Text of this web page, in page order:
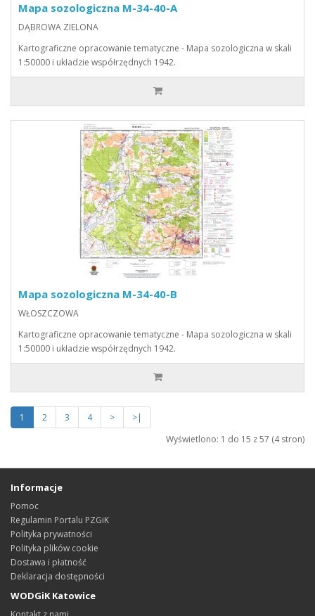
Mapa sozologiczna M-34-40-A
DĄBROWA ZIELONA
Kartograficzne opracowanie tematyczne - Mapa sozologiczna w skali
1:50000 i układzie współrzędnych 1942.
Mapa sozologiczna M-34-40-B
WŁOSZCZOWA
Kartograficzne opracowanie tematyczne - Mapa sozologiczna w skali
1:50000 i układzie współrzędnych 1942.
1 2 3 4 >
>|
Wyświetlono: 1 do 15 z 57 (4 stron)
Informacje
Pomoc
Regulamin Portalu PZGiK
Polityka prywatności
Polityka plików cookie
Dostawa i płatność
Deklaracja dostępności
WODGiK Katowice